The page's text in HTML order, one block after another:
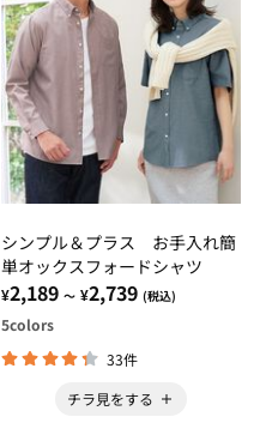
シンプル＆プラス お手入れ簡
単オックスフォードシャツ
¥2,189 ～ ¥2,739 (税込)
5colors
33件
チラ見をする